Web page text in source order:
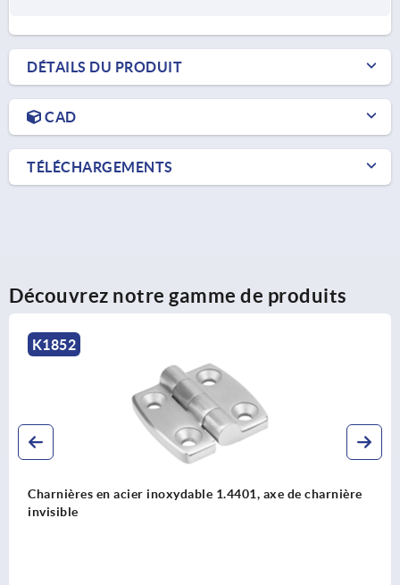
DÉTAILS DU PRODUIT
CAD
TÉLÉCHARGEMENTS
Découvrez notre gamme de produits
Charnières en acier inoxydable 1.4305 poli, de